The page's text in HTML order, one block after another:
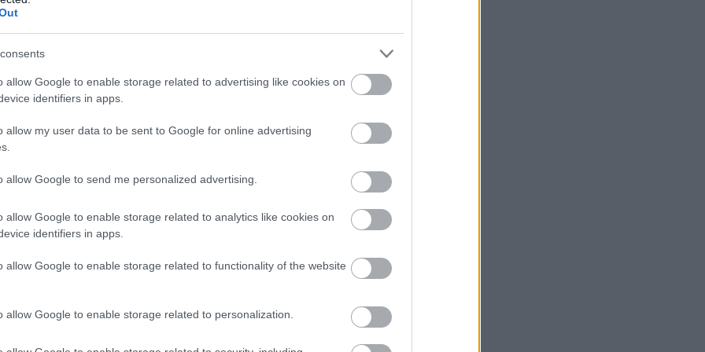
allow Google to enable storage related to advertising like cookies on
identifiers in apps.
allow my user data to be sent to Google for online advertising
allow Google to send me personalized advertising.
allow Google to enable storage related to analytics like cookies on
identifiers in apps.
allow Google to enable storage related to functionality of the website
allow Google to enable storage related to personalization.
prāta
3 ikdienas
kas būtiski
jūsu intelekta
8produkti, par kuriem
var arī grilēt; piemēram,
arbūzu. Gaļa – tas vairs
ievērot pieklājību, nekurināt naidu un iztikt
komentāru